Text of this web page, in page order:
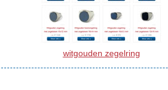
witgouden zegelring